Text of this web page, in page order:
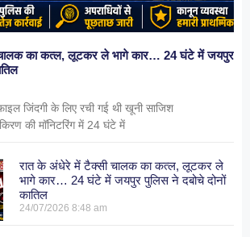
का कत्ल, लूटकर ले भागे कार… 24 घंटे में जयपुर
जिंदगी के लिए रची गई थी खूनी साजिश
की मॉनिटरिंग में 24 घंटे में
रात के अंधेरे में टैक्सी चालक का कत्ल, लूटकर ले
भागे कार… 24 घंटे में जयपुर पुलिस ने दबोचे दोनों
कातिल
24/07/20268:48 am